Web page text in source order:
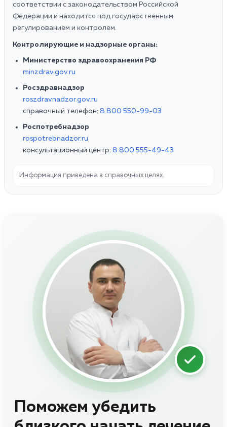
соответствии с законодательством Российской
Федерации и находится под государственным
регулированием и контролем.
Контролирующие и надзорные органы:
Министерство здравоохранения РФ
minzdrav.gov.ru
Росздравнадзор
roszdravnadzor.gov.ru
справочный телефон: 8 800 550-99-03
Роспотребнадзор
rospotrebnadzor.ru
консультационный центр: 8 800 555-49-43
Информация приведена в справочных целях.
Поможем убедить